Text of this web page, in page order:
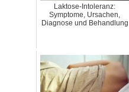
Laktose-Intoleranz:
Symptome, Ursachen,
Diagnose und Behandlung